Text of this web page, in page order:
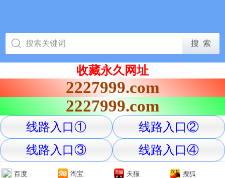
收藏永久网址
2227999.com
2227999.com
线路入口①
线路入口②
线路入口③
线路入口④
百度 淘宝 天猫 搜狐